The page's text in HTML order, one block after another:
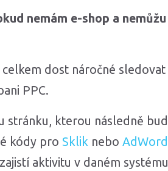
nemám e-shop a
dost náročné
PPC.
stránku, kterou následně
kódy pro Sklik nebo
aktivitu v daném